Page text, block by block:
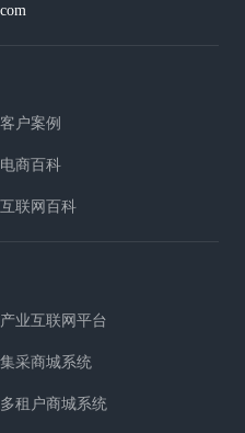
客户案例
电商百科
互联网百科
产业互联网平台
集采商城系统
多租户商城系统